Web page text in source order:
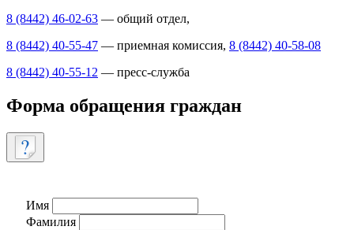
8 (8442) 46-02-63 — общий отдел,
8 (8442) 40-55-47 — приемная комиссия, 8 (8442) 40-58-08
8 (8442) 40-55-12 — пресс-служба
Форма обращения граждан
Имя
Фамилия